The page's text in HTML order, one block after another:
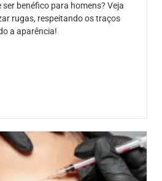
benéfico para homens? Veja
rugas, respeitando os traços
a aparência!